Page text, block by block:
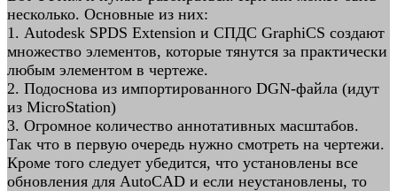
несколько. Основные из них:
1. Autodesk SPDS Extension и СПДС GraphiCS создают
множество элементов, которые тянутся за практически
любым элементом в чертеже.
2. Подоснова из импортированного DGN-файла (идут
из MicroStation)
3. Огромное количество аннотативных масштабов.
Так что в первую очередь нужно смотреть на чертежи.
Кроме того следует убедится, что установлены все
обновления для AutoCAD и если неустановлены, то